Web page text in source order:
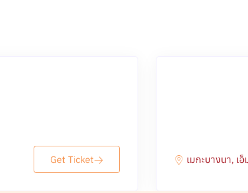
Get Ticket เมกะบางนา, เ